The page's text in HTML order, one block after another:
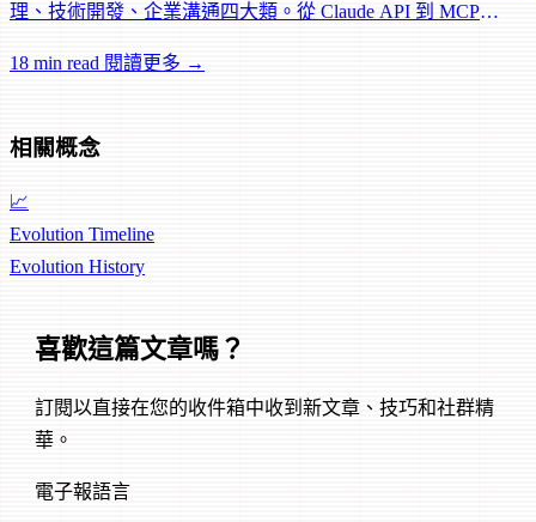
理、技術開發、企業溝通四大類。從 Claude API 到 MCP
法。
18 min read 閱讀更多 →
相關概念
📈
Evolution Timeline
Evolution History
喜歡這篇文章嗎？
訂閱以直接在您的收件箱中收到新文章、技巧和社群精
華。
電子報語言